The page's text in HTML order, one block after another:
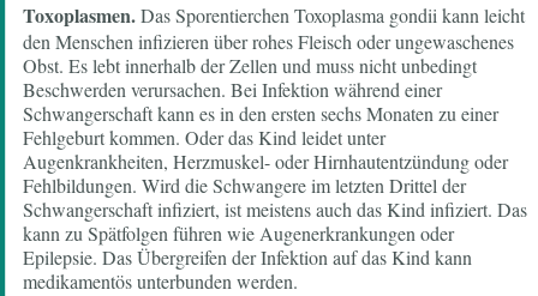
Toxoplasmen.Das Sporentierchen Toxoplasma gondii kann leicht
den Menschen infizieren über rohes Fleisch oder ungewaschenes
Obst. Es lebt innerhalb der Zellen und muss nicht unbedingt
Beschwerden verursachen. Bei Infektion während einer
Schwangerschaft kann es in den ersten sechs Monaten zu einer
Fehlgeburt kommen. Oder das Kind leidet unter
Augenkrankheiten, Herzmuskel- oder Hirnhautentzündung oder
Fehlbildungen. Wird die Schwangere im letzten Drittel der
Schwangerschaft infiziert, ist meistens auch das Kind infiziert. Das
kann zu Spätfolgen führen wie Augenerkrankungen oder
Epilepsie. Das Übergreifen der Infektion auf das Kind kann
medikamentös unterbunden werden.